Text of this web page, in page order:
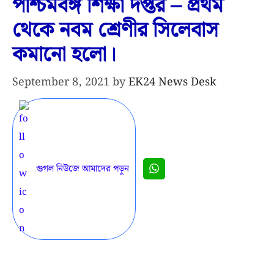
থেকে নবম শ্রেণীর সিলেবাস
কমানো হলো।
September 8, 2021 byEK24 News Desk
গুগল নিউজে আমাদের পড়ুন